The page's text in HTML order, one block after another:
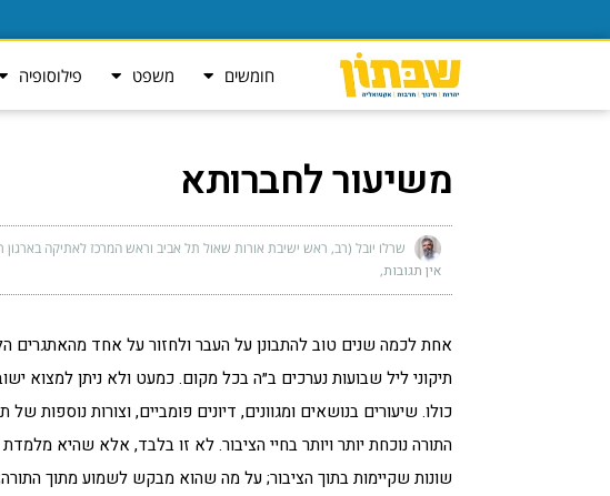
חומשים משפט פילוסופיה
משיעור לחברותא
שרלו יובל (רב, ראש ישיבת אורות שאול תל אביב וראש המרכז לאתיקה בארגון
אין תגובות
אחת לכמה שנים טוב להתבונן על העבר ולחזור על אחד מהאתגרים
תיקוני ליל שבועות נערכים ב״ה בכל מקום. כמעט ולא ניתן למצוא
כולו. שיעורים בנושאים ומגוונים, דיונים פומביים, וצורות
התורה נוכחת יותר ויותר בחיי הציבור. לא זו בלבד, אלא שהיא
שונות שקיימות בתוך הציבור; על מה שהוא מבקש לשמוע מתוך